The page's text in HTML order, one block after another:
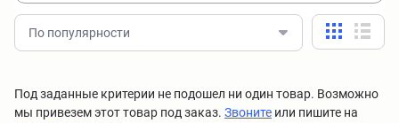
По популярности
Под заданные критерии не подошел ни один товар. Возможно
мы привезем этот товар под заказ. Звоните или пишите на